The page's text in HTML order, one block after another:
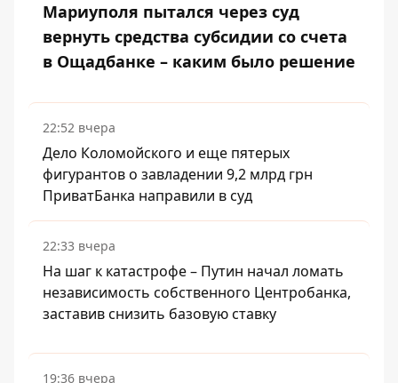
Мариуполя пытался через суд
вернуть средства субсидии со счета
в Ощадбанке – каким было решение
22:52 вчера
Дело Коломойского и еще пятерых
фигурантов о завладении 9,2 млрд грн
ПриватБанка направили в суд
22:33 вчера
На шаг к катастрофе – Путин начал ломать
независимость собственного Центробанка,
заставив снизить базовую ставку
19:36 вчера